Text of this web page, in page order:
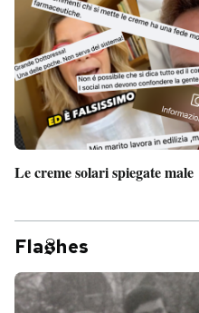
Le creme solari spiegate male
Fla hes